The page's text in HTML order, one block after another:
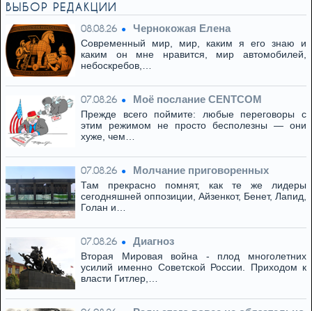
ВЫБОР РЕДАКЦИИ
08.08.26 Чернокожая Елена
Современный мир, мир, каким я его знаю и
каким он мне нравится, мир автомобилей,
небоскребов,…
07.08.26 Моё послание CENTCOM
Прежде всего поймите: любые переговоры с
этим режимом не просто бесполезны — они
хуже, чем…
07.08.26 Молчание приговоренных
Там прекрасно помнят, как те же лидеры
сегодняшней оппозиции, Айзенкот, Бенет, Лапид,
Голан и…
07.08.26 Диагноз
Вторая Мировая война - плод многолетних
усилий именно Советской России. Приходом к
власти Гитлер,…